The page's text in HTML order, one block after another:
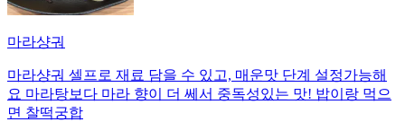
마라샹궈
마라샹궈 셀프로 재료 담을 수 있고, 매운맛 단계 설정가능해
요 마라탕보다 마라 향이 더 쎄서 중독성있는 맛! 밥이랑 먹으
면 찰떡궁합